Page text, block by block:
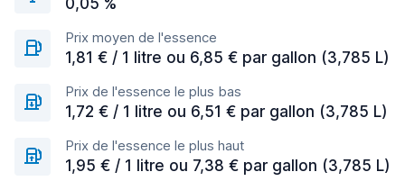
0,05 %
Prix moyen de l'essence
1,81 € / 1 litre ou 6,85 € par gallon (3,785 L)
Prix de l'essence le plus bas
1,72 € / 1 litre ou 6,51 € par gallon (3,785 L)
Prix de l'essence le plus haut
1,95 € / 1 litre ou 7,38 € par gallon (3,785 L)